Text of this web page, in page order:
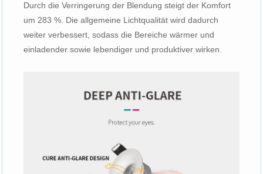
Durch die Verringerung der Blendung steigt der Komfort
um 283 %. Die allgemeine Lichtqualität wird dadurch
weiter verbessert, sodass die Bereiche wärmer und
einladender sowie lebendiger und produktiver wirken.